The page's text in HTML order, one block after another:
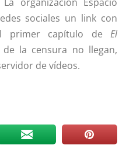
sociales un link con
primer capítulo de El
la censura no llegan,
de vídeos.